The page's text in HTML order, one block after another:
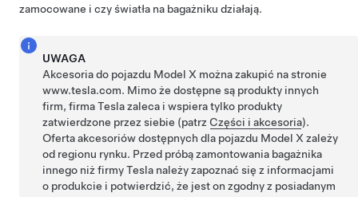
zamocowane i czy światła na bagażniku działają.
UWAGA
Akcesoria do pojazdu Model X można zakupić na stronie
www.tesla.com. Mimo że dostępne są produkty innych
firm, firma Tesla zaleca i wspiera tylko produkty
zatwierdzone przez siebie (patrz Części i akcesoria).
Oferta akcesoriów dostępnych dla pojazdu Model X zależy
od regionu rynku. Przed próbą zamontowania bagażnika
innego niż firmy Tesla należy zapoznać się z informacjami
o produkcie i potwierdzić, że jest on zgodny z posiadanym